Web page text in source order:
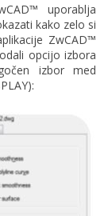
uporablja
kako zelo si
ZwCAD™
opcijo izbora
izbor med